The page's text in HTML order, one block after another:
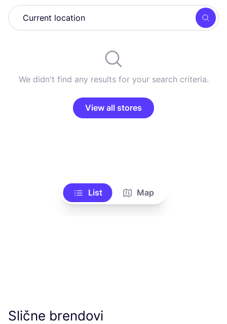
We didn't find any results for your search criteria.
View all stores
List Map
Slične brendovi